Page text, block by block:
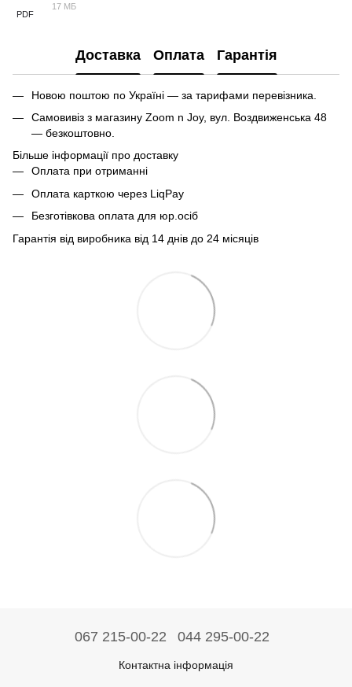
PDF
17 МБ
Доставка Оплата Гарантія
Новою поштою по Україні — за тарифами перевізника.
Самовивіз з магазину Zoom n Joy, вул. Воздвиженська 48
— безкоштовно.
Більше інформації про доставку
Оплата при отриманні
Оплата карткою через LiqPay
Безготівкова оплата для юр.осіб
Гарантія від виробника від 14 днів до 24 місяців
067 215-00-22 044 295-00-22
Контактна інформація